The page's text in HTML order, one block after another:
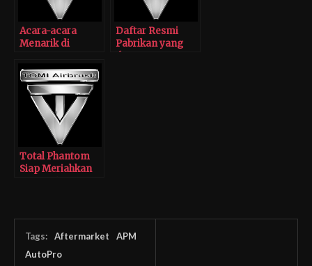
Acara-acara
Menarik di
Indonesia 2017
Daftar Resmi
Pabrikan yang
Total Phantom
Siap Meriahkan
Tags: Aftermarket
APM
AutoPro